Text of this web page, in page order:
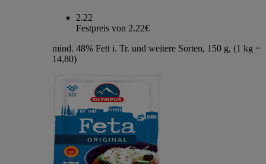
2.22
Festpreis von 2.22€
mind. 48% Fett i. Tr. und weitere Sorten, 150 g, (1 kg =
14,80)